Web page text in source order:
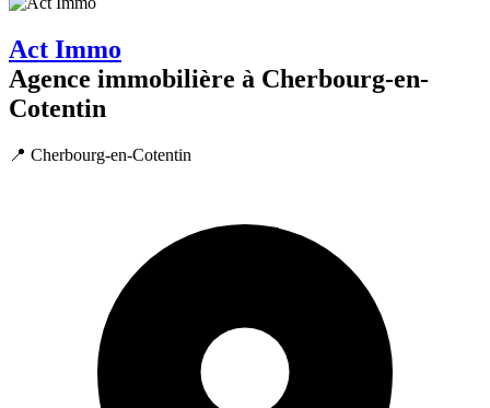
Act Immo
Agence immobilière à Cherbourg-en-
Cotentin
📍 Cherbourg-en-Cotentin